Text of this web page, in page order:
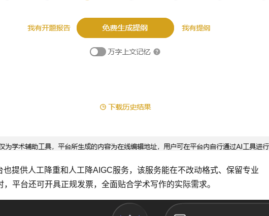
提供人工降重和人工降AIGC服务，该服务能在不改动格式、保留专业
平台还可开具正规发票，全面贴合学术写作的实际需求。